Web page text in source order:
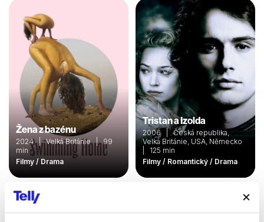
Žena z bazénu
2024 | Velká Británie | 99
min
Filmy / Drama
Tristan a Izolda
2006 | Česká republika,
Velká Británie, USA, Německo
| 125 min
Filmy / Romantický / Drama